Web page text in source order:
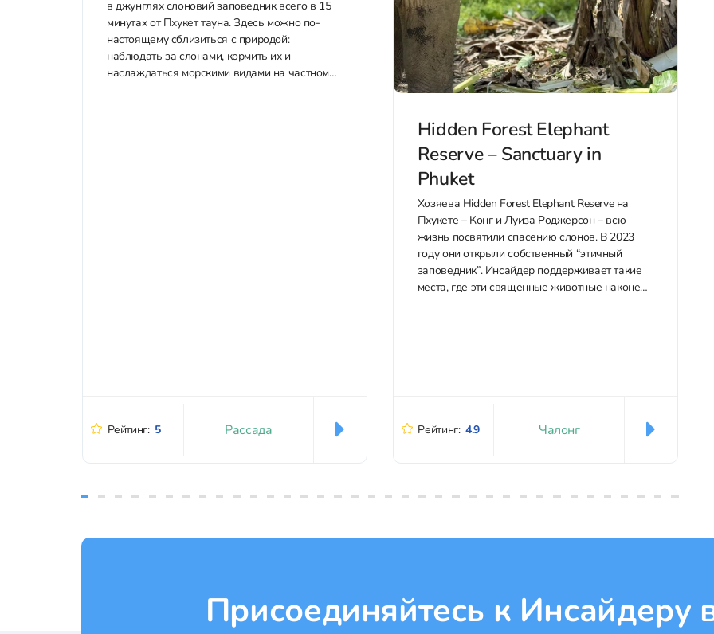
в джунглях слоновий заповедник всего в 15
минутах от Пхукет тауна. Здесь можно по-
настоящему сблизиться с природой:
наблюдать за слонами, кормить их и
наслаждаться морскими видами на частном
Рейтинг: 5 Рассада
Hidden Forest Elephant
Reserve – Sanctuary in
Phuket
Хозяева Hidden Forest Elephant Reserve на
Пхукете – Конг и Луиза Роджерсон – всю
жизнь посвятили спасению слонов. В 2023
году они открыли собственный “этичный
заповедник”. Инсайдер поддерживает такие
места, где эти священные животные наконец-
Рейтинг: 4.9 Чалонг
Присоединяйтесь к Инсайдеру